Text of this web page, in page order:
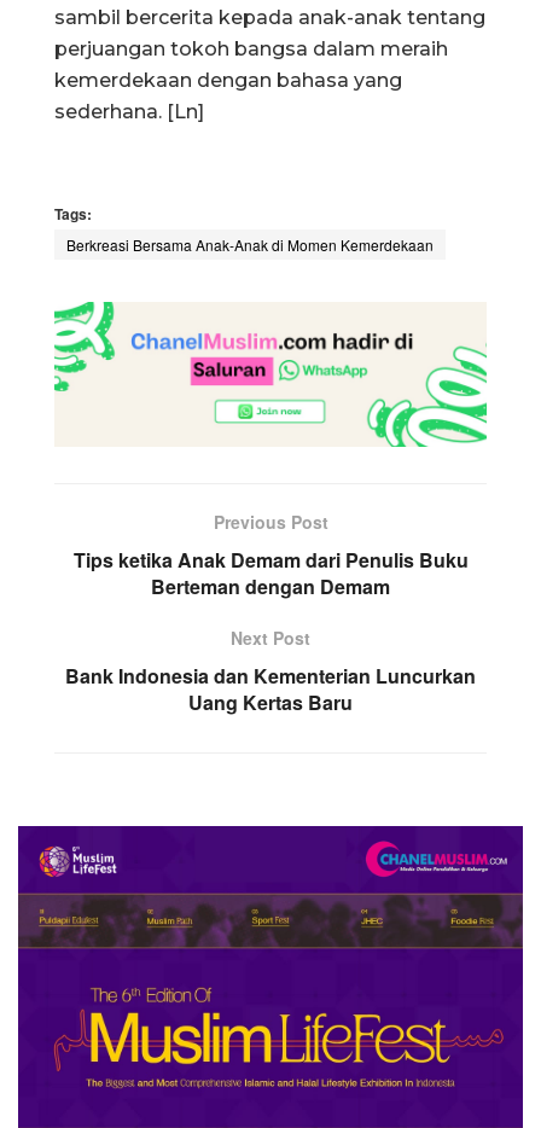
sambil bercerita kepada anak-anak tentang
perjuangan tokoh bangsa dalam meraih
kemerdekaan dengan bahasa yang
sederhana. [Ln]
Tags:
Berkreasi Bersama Anak-Anak di Momen Kemerdekaan
Previous Post
Tips ketika Anak Demam dari Penulis Buku
Berteman dengan Demam
Next Post
Bank Indonesia dan Kementerian Luncurkan
Uang Kertas Baru